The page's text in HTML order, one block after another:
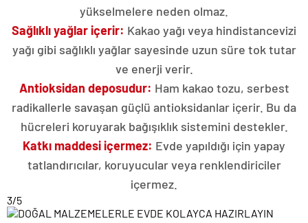
yükselmelere neden olmaz.
Sağlıklı yağlar içerir: Kakao yağı veya hindistancevizi
yağı gibi sağlıklı yağlar sayesinde uzun süre tok tutar
ve enerji verir.
Antioksidan deposudur: Ham kakao tozu, serbest
radikallerle savaşan güçlü antioksidanlar içerir. Bu da
hücreleri koruyarak bağışıklık sistemini destekler.
Katkı maddesi içermez: Evde yapıldığı için yapay
tatlandırıcılar, koruyucular veya renklendiriciler
içermez.
3/5